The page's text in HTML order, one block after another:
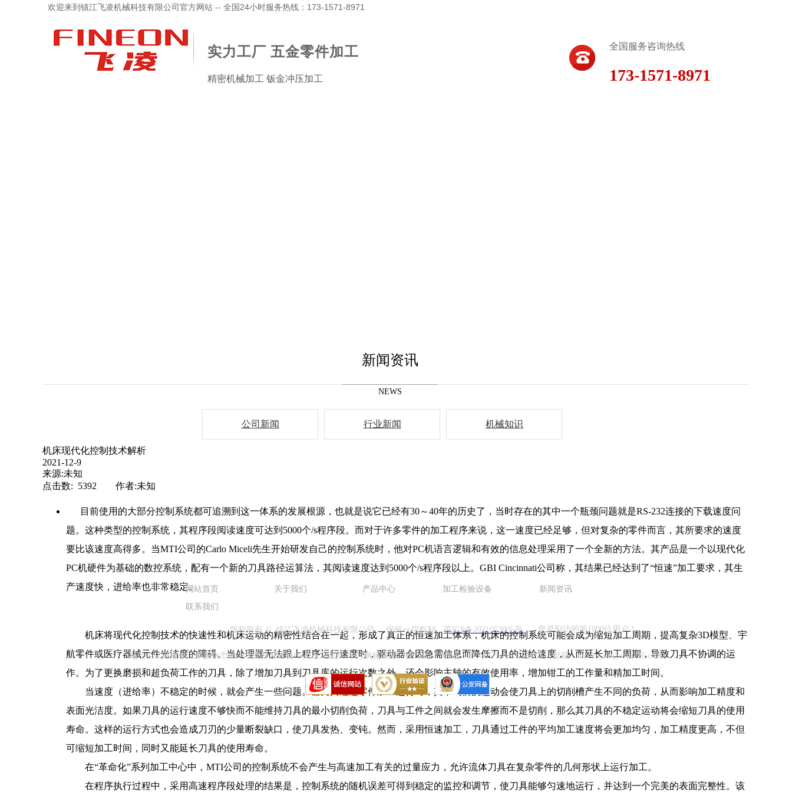
欢迎来到镇江飞凌机械科技有限公司官方网站 -- 全国24小时服务热线：173-1571-8971
全国服务咨询热线
173-1571-8971
实力工厂 五金零件加工
精密机械加工 钣金冲压加工
公司新闻 行业新闻 机械知识
新闻资讯
NEWS
机床现代化控制技术解析
2021-12-9
来源:未知
点击数: 5392 作者:未知
目前使用的大部分控制系统都可追溯到这一体系的发展根源，也就是说它已经有30～40年的历史了，当时存在的其中一个瓶颈问题就是RS-232连接的下载速度问
题。这种类型的控制系统，其程序段阅读速度可达到5000个/s程序段。而对于许多零件的加工程序来说，这一速度已经足够，但对复杂的零件而言，其所要求的速度
要比该速度高得多。当MTI公司的Carlo Miceli先生开始研发自己的控制系统时，他对PC机语言逻辑和有效的信息处理采用了一个全新的方法。其产品是一个以现代化
PC机硬件为基础的数控系统，配有一个新的刀具路径运算法，其阅读速度达到5000个/s程序段以上。GBI Cincinnati公司称，其结果已经达到了“恒速”加工要求，其生
产速度快，进给率也非常稳定。
机床将现代化控制技术的快速性和机床运动的精密性结合在一起，形成了真正的恒速加工体系，机床的控制系统可能会成为缩短加工周期，提高复杂3D模型、宇
航零件或医疗器械元件光洁度的障碍。当处理器无法跟上程序运行速度时，驱动器会因急需信息而降低刀具的进给速度，从而延长加工周期，导致刀具不协调的运
作。为了更换磨损和超负荷工作的刀具，除了增加刀具到刀具库的运行次数之外，还会影响主轴的有效使用率，增加钳工的工作量和精加工时间。
当速度（进给率）不稳定的时候，就会产生一些问题。当刀具通过零件加工运行时，其不均衡的运动会使刀具上的切削槽产生不同的负荷，从而影响加工精度和
表面光洁度。如果刀具的运行速度不够快而不能维持刀具的最小切削负荷，刀具与工件之间就会发生摩擦而不是切削，那么其刀具的不稳定运动将会缩短刀具的使用
寿命。这样的运行方式也会造成刀刃的少量断裂缺口，使刀具发热、变钝。然而，采用恒速加工，刀具通过工件的平均加工速度将会更加均匀，加工精度更高，不但
可缩短加工时间，同时又能延长刀具的使用寿命。
在“革命化”系列加工中心中，MTI公司的控制系统不会产生与高速加工有关的过量应力，允许流体刀具在复杂零件的几何形状上运行加工。
在程序执行过程中，采用高速程序段处理的结果是，控制系统的随机误差可得到稳定的监控和调节，使刀具能够匀速地运行，并达到一个完美的表面完整性。该
网站首页 关于我们 产品中心 加工检验设备
新闻资讯
联系我们
版权所有 © 镇江飞凌机械科技有限公司 保留一切权利。苏ICP备2021053905号
地址：江苏省镇江市扬中市扬中经济开发区扬中大道兴隆段189号枫杨集团5号厂房 电话：173-1571-8971 刘先生 邮箱：meeko_liu@vip.126.com
您是到访的第1000位用户！